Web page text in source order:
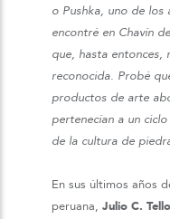
o Pushka, uno de los
encontré en Chavín
que, hasta entonces,
reconocida. Probé
productos de arte
pertenecían a un
de la cultura de
En sus últimos años
peruana, Julio C. Tello